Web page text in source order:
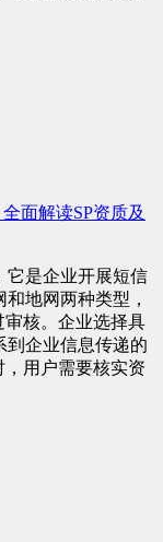
面解读SP资质及
它是企业开展短信
地网两种类型，
核。企业选择具
到企业信息传递的
用户需要核实资